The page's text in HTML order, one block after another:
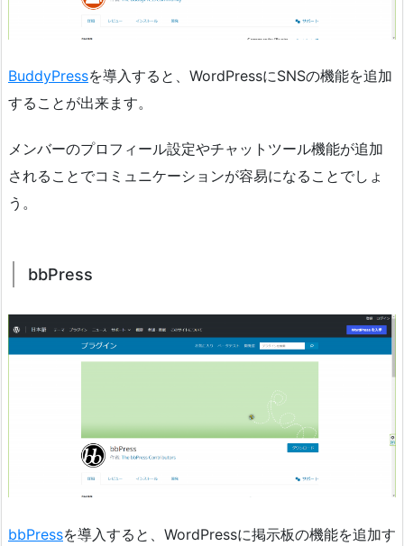
BuddyPressを導入すると、WordPressにSNSの機能を追加
することが出来ます。
メンバーのプロフィール設定やチャットツール機能が追加
されることでコミュニケーションが容易になることでしょ
う。
bbPress
bbPressを導入すると、WordPressに掲示板の機能を追加す